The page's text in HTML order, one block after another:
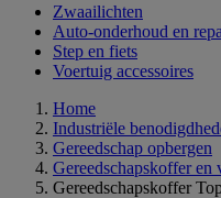
Zwaailichten
Auto-onderhoud en
Step en fiets
Voertuig accessoires
Home
Industriële
Gereedschap opbergen
Gereedschapskoffer en
Gereedschapskoffer